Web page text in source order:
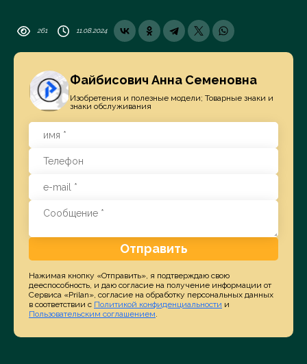
261 11.08.2024
Файбисович Анна Семеновна
Изобретения и полезные модели; Товарные знаки и
знаки обслуживания
Отправить
Нажимая кнопку «Отправить», я подтверждаю свою
дееспособность, и даю согласие на получение информации от
Сервиса «Prilan», согласие на обработку персональных данных
в соответствии с Политикой конфиденциальности и
Пользовательским соглашением.